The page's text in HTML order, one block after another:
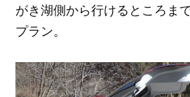
がき湖側から行けるところま
プラン。